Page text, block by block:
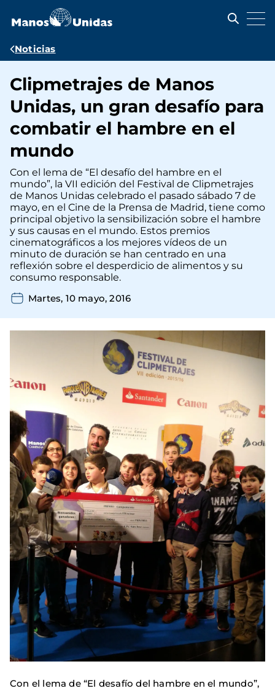
contenido
Ruta
navegación
Noticias
Clipmetrajes de Manos
Unidas, un gran desafío para
combatir el hambre en el
mundo
Con el lema de “El desafío del hambre en el
mundo”, la VII edición del Festival de Clipmetrajes
de Manos Unidas celebrado el pasado sábado 7 de
mayo, en el Cine de la Prensa de Madrid, tiene como
principal objetivo la sensibilización sobre el hambre
y sus causas en el mundo. Estos premios
cinematográficos a los mejores vídeos de un
minuto de duración se han centrado en una
reflexión sobre el desperdicio de alimentos y su
consumo responsable.
Martes, 10 mayo, 2016
Con el lema de “El desafío del hambre en el mundo”,